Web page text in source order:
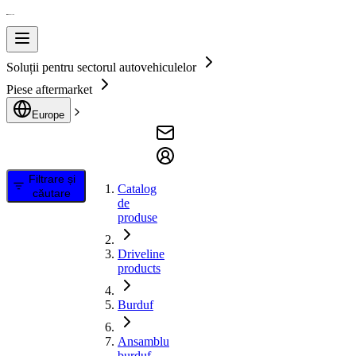
Soluții pentru sectorul autovehiculelor
Piese aftermarket
Europe
Filtrare și
căutare
Catalog
de
produse
Driveline
products
Burduf
Ansamblu